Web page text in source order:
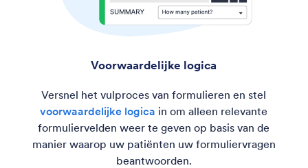
Voorwaardelijke logica
Versnel het vulproces van formulieren en stel
voorwaardelijke logica in om alleen relevante
formuliervelden weer te geven op basis van de
manier waarop uw patiënten uw formuliervragen
beantwoorden.